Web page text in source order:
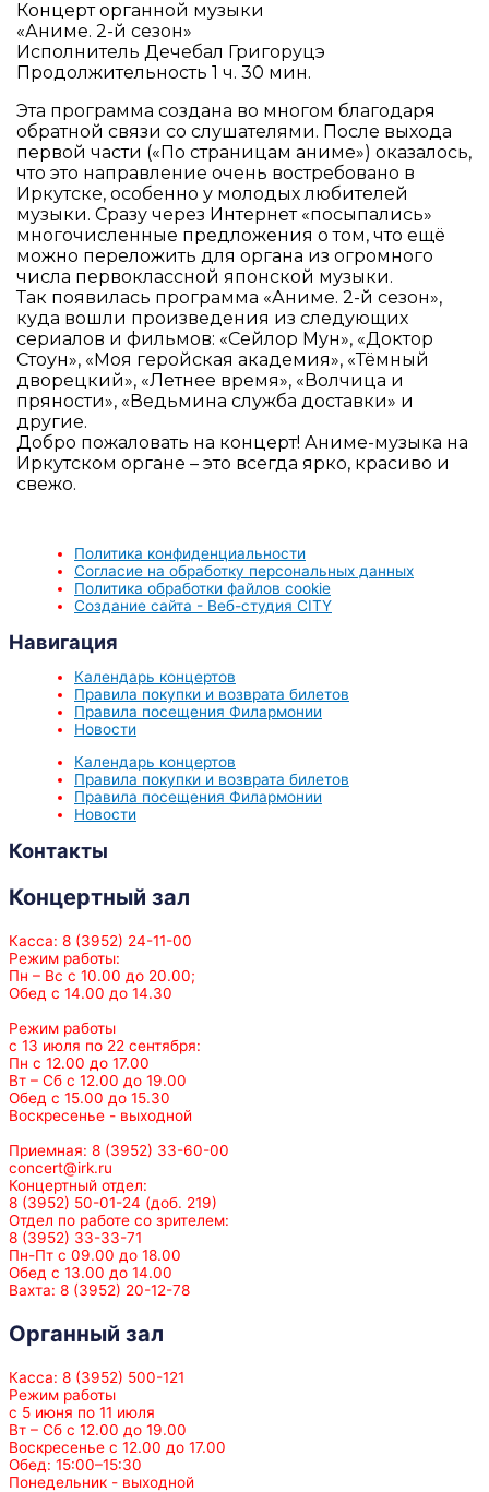
Концерт органной музыки
«Аниме. 2-й сезон»
Исполнитель Дечебал Григоруцэ
Продолжительность 1 ч. 30 мин.
Эта программа создана во многом благодаря
обратной связи со слушателями. После выхода
первой части («По страницам аниме») оказалось,
что это направление очень востребовано в
Иркутске, особенно у молодых любителей
музыки. Сразу через Интернет «посыпались»
многочисленные предложения о том, что ещё
можно переложить для органа из огромного
числа первоклассной японской музыки.
Так появилась программа «Аниме. 2-й сезон»,
куда вошли произведения из следующих
сериалов и фильмов: «Сейлор Мун», «Доктор
Стоун», «Моя геройская академия», «Тёмный
дворецкий», «Летнее время», «Волчица и
пряности», «Ведьмина служба доставки» и
другие.
Добро пожаловать на концерт! Аниме-музыка на
Иркутском органе – это всегда ярко, красиво и
свежо.
Политика конфиденциальности
Согласие на обработку персональных данных
Политика обработки файлов cookie
Создание сайта - Веб-студия CITY
Навигация
Календарь концертов
Правила покупки и возврата билетов
Правила посещения Филармонии
Новости
Календарь концертов
Правила покупки и возврата билетов
Правила посещения Филармонии
Новости
Контакты
Концертный зал
Касса: 8 (3952) 24-11-00
Режим работы:
Пн – Вс с 10.00 до 20.00;
Обед с 14.00 до 14.30
Режим работы
с 13 июля по 22 сентября:
Пн с 12.00 до 17.00
Вт – Сб с 12.00 до 19.00
Обед с 15.00 до 15.30
Воскресенье - выходной
Приемная: 8 (3952) 33-60-00
concert@irk.ru
Концертный отдел:
8 (3952) 50-01-24 (доб. 219)
Отдел по работе со зрителем:
8 (3952) 33-33-71
Пн-Пт с 09.00 до 18.00
Обед с 13.00 до 14.00
Вахта: 8 (3952) 20-12-78
Органный зал
Касса: 8 (3952) 500-121
Режим работы
с 5 июня по 11 июля
Вт – Сб с 12.00 до 19.00
Воскресенье с 12.00 до 17.00
Обед: 15:00–15:30
Понедельник - выходной